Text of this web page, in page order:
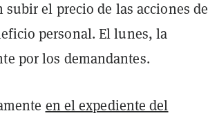
el precio de las acciones de
personal. El lunes, la
por los demandantes.
en el expediente del